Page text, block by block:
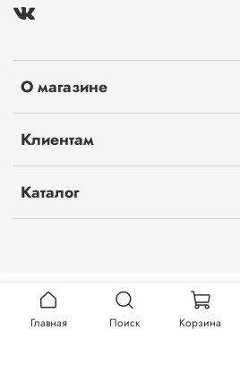
О магазине
Клиентам
Каталог
Главная Поиск Корзина